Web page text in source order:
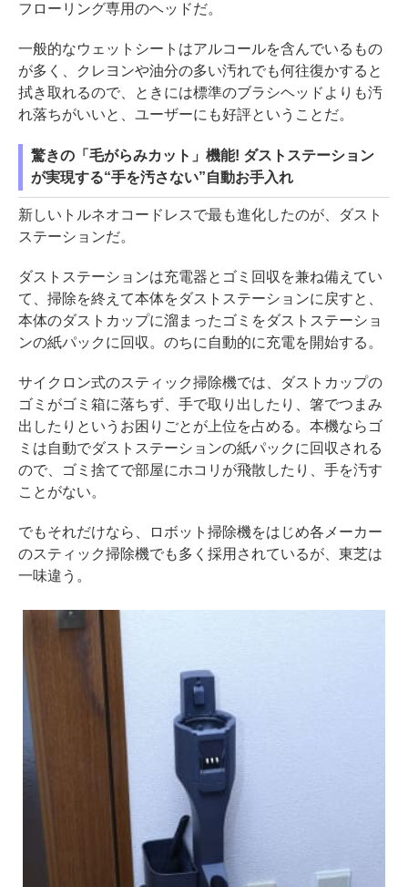
フローリング専用のヘッドだ。
一般的なウェットシートはアルコールを含んでいるもの
が多く、クレヨンや油分の多い汚れでも何往復かすると
拭き取れるので、ときには標準のブラシヘッドよりも汚
れ落ちがいいと、ユーザーにも好評ということだ。
驚きの「毛がらみカット」機能! ダストステーション
が実現する“手を汚さない”自動お手入れ
新しいトルネオコードレスで最も進化したのが、ダスト
ステーションだ。
ダストステーションは充電器とゴミ回収を兼ね備えてい
て、掃除を終えて本体をダストステーションに戻すと、
本体のダストカップに溜まったゴミをダストステーショ
ンの紙パックに回収。のちに自動的に充電を開始する。
サイクロン式のスティック掃除機では、ダストカップの
ゴミがゴミ箱に落ちず、手で取り出したり、箸でつまみ
出したりというお困りごとが上位を占める。本機ならゴ
ミは自動でダストステーションの紙パックに回収される
ので、ゴミ捨てで部屋にホコリが飛散したり、手を汚す
ことがない。
でもそれだけなら、ロボット掃除機をはじめ各メーカー
のスティック掃除機でも多く採用されているが、東芝は
一味違う。